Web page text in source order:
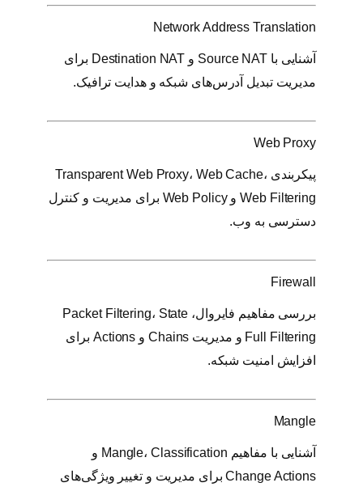
Network Address Translation
آشنایی با Source NAT و Destination NAT برای
مدیریت تبدیل آدرس‌های شبکه و هدایت ترافیک.
Web Proxy
پیکربندی Transparent Web Proxy، Web Cache،
Web Filtering و Web Policy برای مدیریت و کنترل
دسترسی به وب.
Firewall
بررسی مفاهیم فایروال، Packet Filtering، State
Full Filtering و مدیریت Chains و Actions برای
افزایش امنیت شبکه.
Mangle
آشنایی با مفاهیم Mangle، Classification و
Change Actions برای مدیریت و تغییر ویژگی‌های